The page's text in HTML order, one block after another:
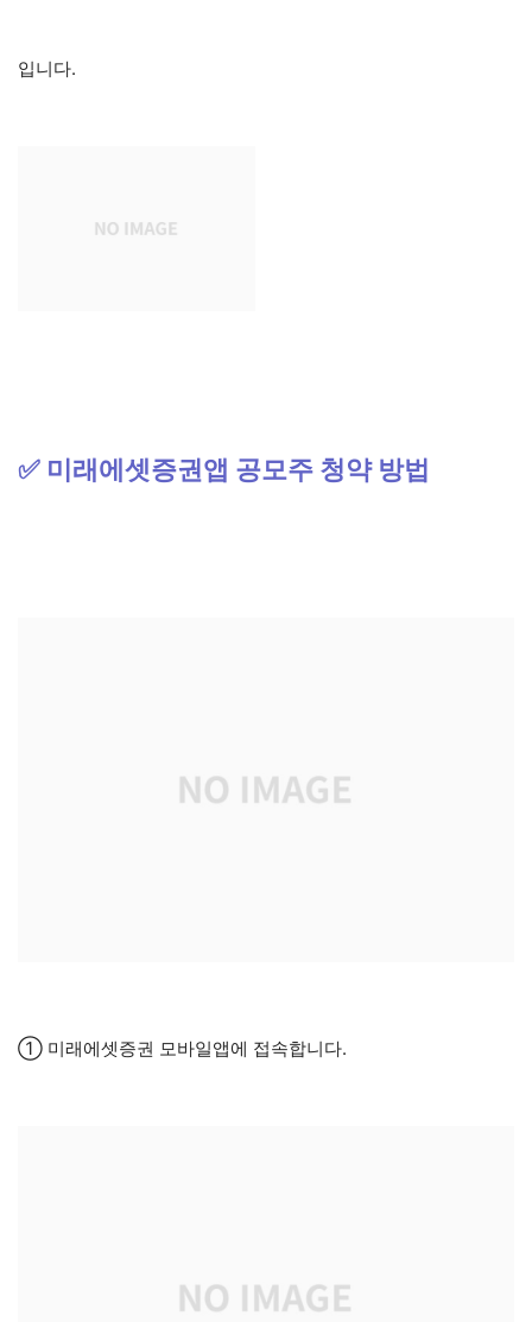
입니다.
✅ 미래에셋증권앱 공모주 청약 방법
① 미래에셋증권 모바일앱에 접속합니다.